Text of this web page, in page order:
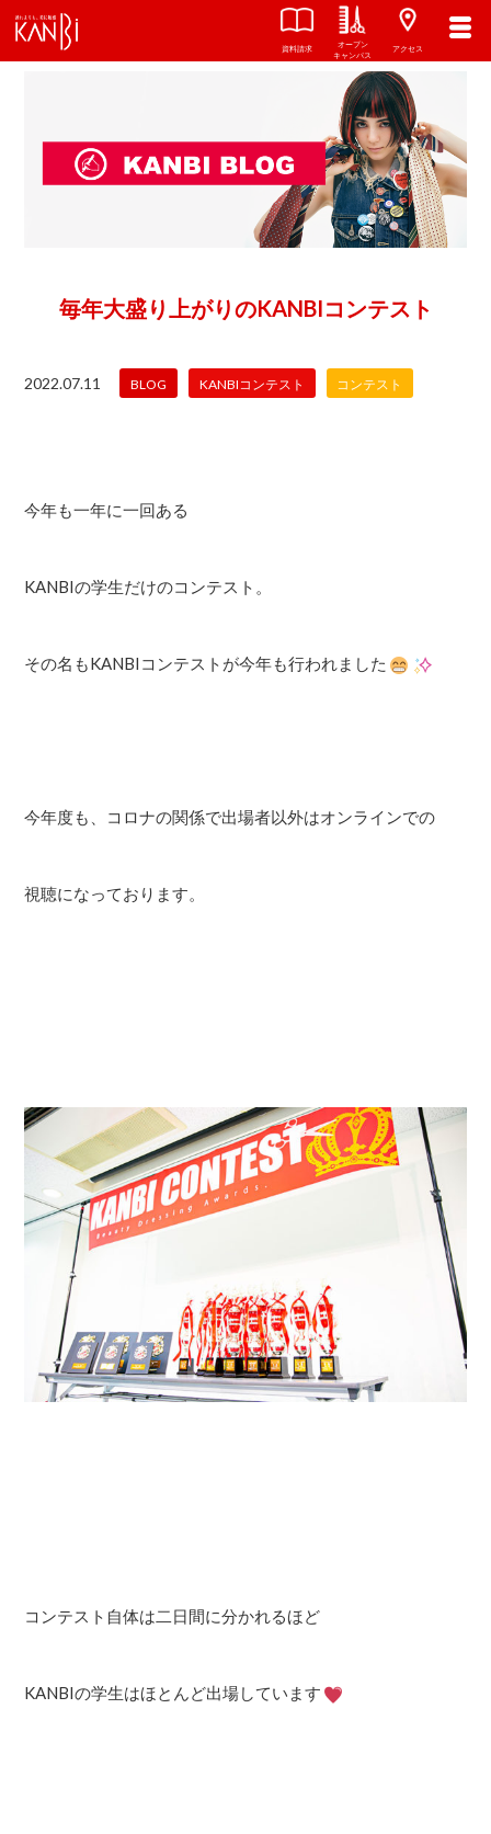
アクセス
オープン
キャンパス
資料請求
毎年大盛り上がりのKANBIコンテスト
2022.07.11 BLOG KANBIコンテスト コンテスト
今年も一年に一回ある
KANBIの学生だけのコンテスト。
その名もKANBIコンテストが今年も行われました
今年度も、コロナの関係で出場者以外はオンラインでの
視聴になっております。
コンテスト自体は二日間に分かれるほど
KANBIの学生はほとんど出場しています